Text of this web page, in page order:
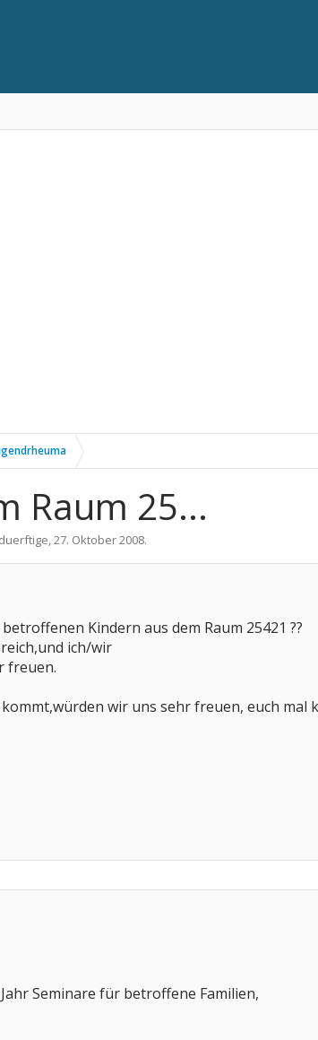
Raum 25...
,27. Oktober 2008.
Kindern aus dem Raum 25421 ??
ich/wir
freuen.
wir uns sehr freuen, euch mal
Seminare für betroffene Familien,